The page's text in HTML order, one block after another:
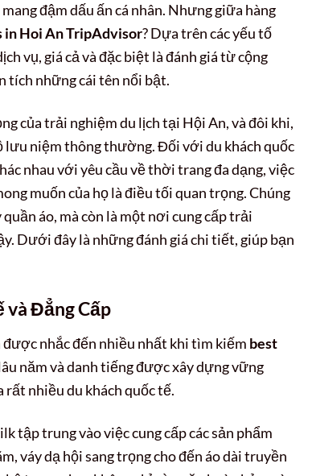
đậm dấu ấn cá nhân. Nhưng giữa hàng
in Hoi An TripAdvisor? Dựa trên các yếu tố
vụ, giá cả và đặc biệt là đánh giá từ cộng
tích những cái tên nổi bật.
của trải nghiệm du lịch tại Hội An, và đôi khi,
lưu niệm thông thường. Đối với du khách quốc
nhau với yêu cầu về thời trang đa dạng, việc
muốn của họ là điều tối quan trọng. Chúng
áo, mà còn là một nơi cung cấp trải
Dưới đây là những đánh giá chi tiết, giúp bạn
và Đẳng Cấp
nhắc đến nhiều nhất khi tìm kiếm best
năm và danh tiếng được xây dựng vững
rất nhiều du khách quốc tế.
tập trung vào việc cung cấp các sản phẩm
váy dạ hội sang trọng cho đến áo dài truyền